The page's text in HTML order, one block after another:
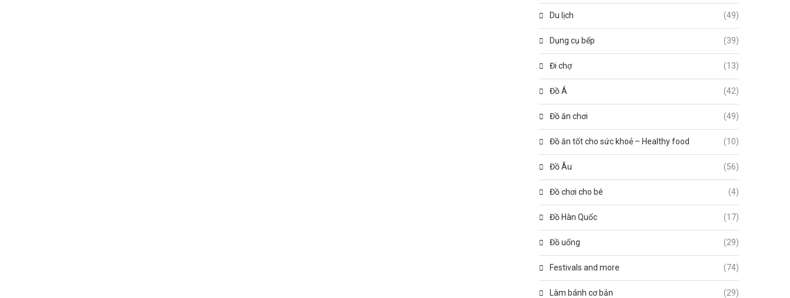
Du lịch (49)
Dụng cụ bếp (39)
Đi chợ (13)
Đồ Á (42)
Đồ ăn chơi (49)
Đồ ăn tốt cho sức khoẻ – Healthy food (10)
Đồ Âu (56)
Đồ chơi cho bé (4)
Đồ Hàn Quốc (17)
Đồ uống (29)
Festivals and more (74)
Làm bánh cơ bản (29)